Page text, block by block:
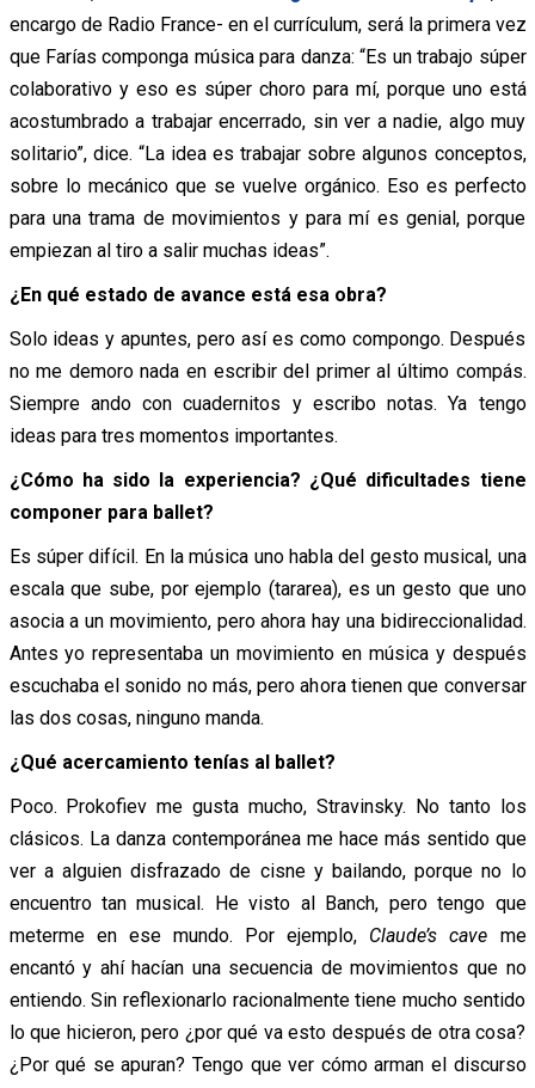
encargo de Radio France- en el currículum, será la primera vez
que Farías componga música para danza: “Es un trabajo súper
colaborativo y eso es súper choro para mí, porque uno está
acostumbrado a trabajar encerrado, sin ver a nadie, algo muy
solitario”, dice. “La idea es trabajar sobre algunos conceptos,
sobrelo mecánico que se vuelve orgánico. Eso es perfecto
para una trama de movimientos y para mí es genial, porque
empiezan al tiro a salir muchas ideas”.
¿En qué estado de avance está esa obra?
Solo ideas y apuntes, pero así es como compongo. Después
no me demoro nada en escribir del primer al último compás.
Siempre ando con cuadernitos y escribo notas. Ya tengo
ideas para tres momentos importantes.
¿Cómo ha sido la experiencia? ¿Qué dificultades tiene
componer para ballet?
Es súper difícil. En la música uno habla del gesto musical, una
escala que sube, por ejemplo (tararea), es un gesto que uno
asocia a un movimiento, pero ahora hay una bidireccionalidad.
Antes yo representaba un movimiento en música y después
escuchaba el sonido no más, pero ahora tienen que conversar
las dos cosas, ninguno manda.
¿Qué acercamiento tenías al ballet?
Poco. Prokofiev me gusta mucho, Stravinsky. No tanto los
clásicos. La danza contemporánea me hace más sentido que
ver a alguien disfrazado de cisne y bailando, porque no lo
encuentro tan musical. He visto al Banch, pero tengo que
meterme en ese mundo. Por ejemplo, Claude’s cave me
encantó y ahí hacían una secuencia de movimientos que no
entiendo. Sin reflexionarlo racionalmente tiene mucho sentido
lo que hicieron, pero ¿por qué va esto después de otra cosa?
¿Por qué se apuran? Tengo que ver cómo arman el discurso